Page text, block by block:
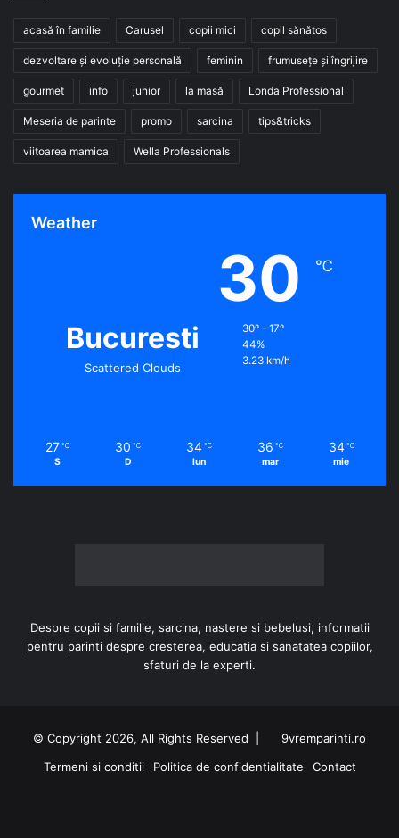
acasă în familie Carusel copii mici copil sănătos
dezvoltare și evoluție personală feminin frumusețe și îngrijire
gourmet info junior la masă Londa Professional
Meseria de parinte promo sarcina tips&tricks
viitoarea mamica Wella Professionals
Weather
Bucuresti
Scattered Clouds
30 ℃
30º - 17º
44%
3.23 km/h
27 ℃
S
30 ℃
D
34 ℃
lun
36 ℃
mar
34 ℃
mie
Despre copii si familie, sarcina, nastere si bebelusi, informatii
pentru parinti despre cresterea, educatia si sanatatea copiilor,
sfaturi de la experti.
© Copyright 2026, All Rights Reserved |
9vremparinti.ro
Termeni si conditii
Politica de confidentialitate Contact